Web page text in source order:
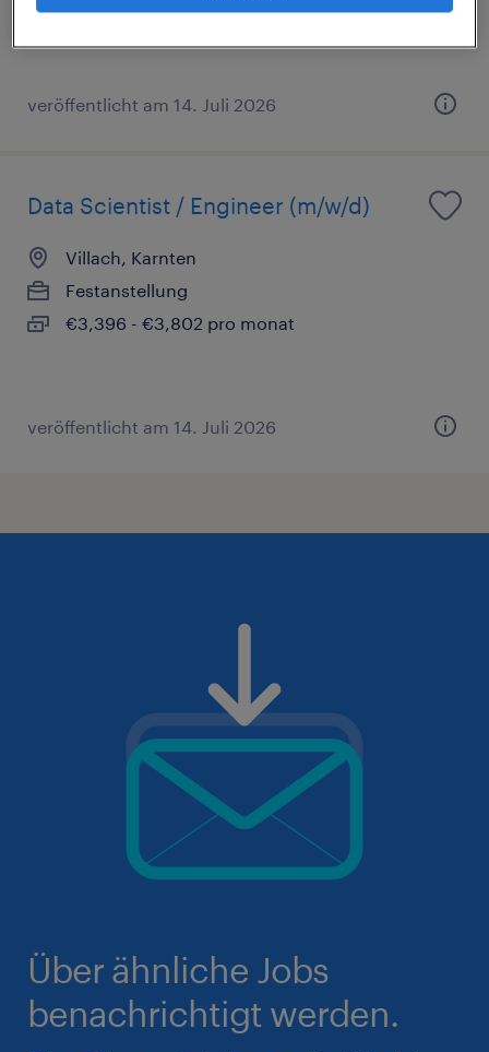
veröffentlicht am 14. Juli 2026
Data Scientist / Engineer (m/w/d)
Villach, Karnten
Festanstellung
€3,396 - €3,802 pro monat
veröffentlicht am 14. Juli 2026
Über ähnliche Jobs
benachrichtigt werden.